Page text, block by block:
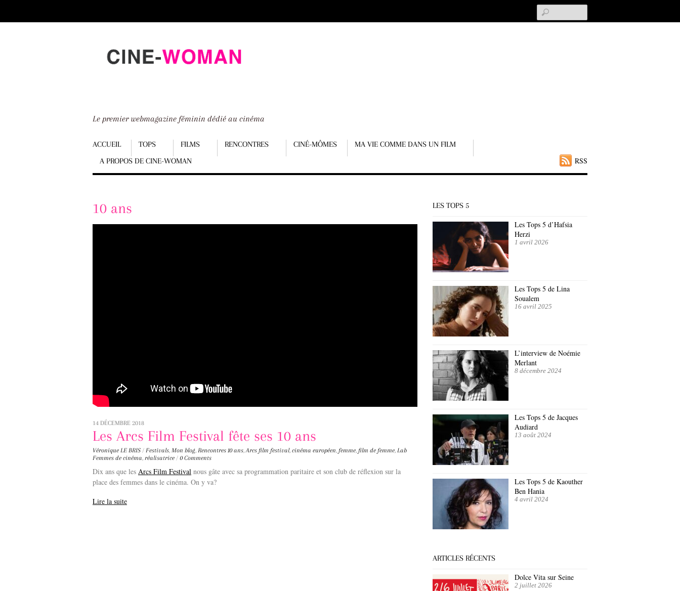
down
Le premier webmagazine féminin dédié au cinéma
RSS
Menu
ACCUEIL TOPS FILMS RENCONTRES CINÉ-MÔMES
MA VIE COMME DANS UN FILM
A PROPOS DE CINE-WOMAN
Scroll
content
10 ans
14 DÉCEMBRE 2018
Les Arcs Film Festival fête ses 10 ans
Véronique LE BRIS / Festivals, Mon blog, Rencontres 10 ans,Arcs film festival, cinéma européen, femme, film de femme, Lab
Femmes de cinéma, réalisatrice / 0 Comments
Dix ans que les Arcs Film Festival nous gâte avec sa programmation paritaire et son club de réflexion sur la
place des femmes dans le cinéma. On y va?
Lire la suite
LES TOPS 5
Les Tops 5 d’Hafsia
Herzi
1 avril 2026
Les Tops 5 de Lina
Soualem
16 avril 2025
L’interview de Noémie
Merlant
8 décembre 2024
Les Tops 5 de Jacques
Audiard
13 août 2024
Les Tops 5 de Kaouther
Ben Hania
4 avril 2024
ARTICLES RÉCENTS
Dolce Vita sur Seine
2 juillet 2026